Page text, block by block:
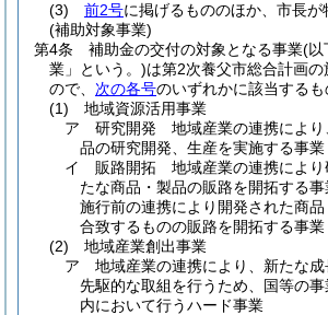
(3)
前2号に掲げるもののほか、市長が
(補助対象事業)
第4条
補助金の交付の対象となる事業(以
業」という。)は第2次養父市総合計画
ので、 次の各号のいずれかに該当するも
(1)
地域資源活用事業
ア
研究開発 地域産業の連携により
品の研究開発、生産を実施する事業
イ
販路開拓 地域産業の連携により
たな商品・製品の販路を開拓する
施行前の連携により開発された商
合致するものの販路を開拓する事業
(2)
地域産業創出事業
ア
地域産業の連携により、新たな
先駆的な取組を行うため、国等の
内において行うハード事業